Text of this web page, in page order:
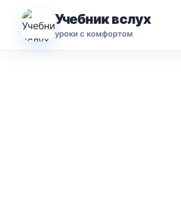
Учебник вслух
уроки с комфортом